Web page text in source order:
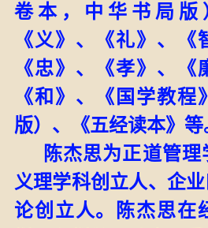
卷本，中华书局版
《义》、《礼》、《
《忠》、《孝》、《
《和》、《国学教程
版） 、《五经读本》等
陈杰思为正道管
义理学科创立人、企
论创立人。
陈杰思在